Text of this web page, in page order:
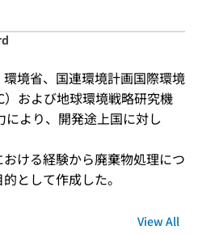
境省、国連環境計画国際環境
および地球環境戦略研究機
により、開発途上国に対し
ける経験から廃棄物処理につ
として作成した。
View All